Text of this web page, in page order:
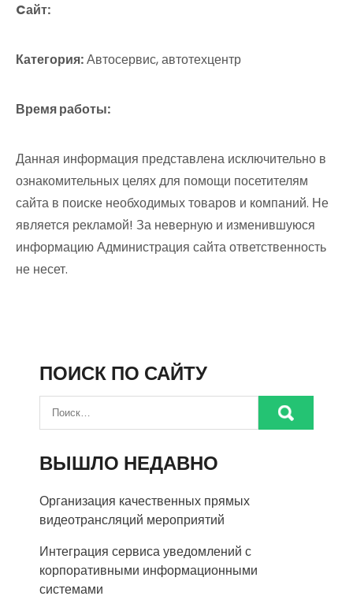
Cайт:
Категория:Автосервис, автотехцентр
Время работы:
Данная информация представлена исключительно в
ознакомительных целях для помощи посетителям
сайта в поиске необходимых товаров и компаний. Не
является рекламой! За неверную и изменившуюся
информацию Администрация сайта ответственность
не несет.
ПОИСК ПО САЙТУ
ВЫШЛО НЕДАВНО
Организация качественных прямых
видеотрансляций мероприятий
Интеграция сервиса уведомлений с
корпоративными информационными
системами